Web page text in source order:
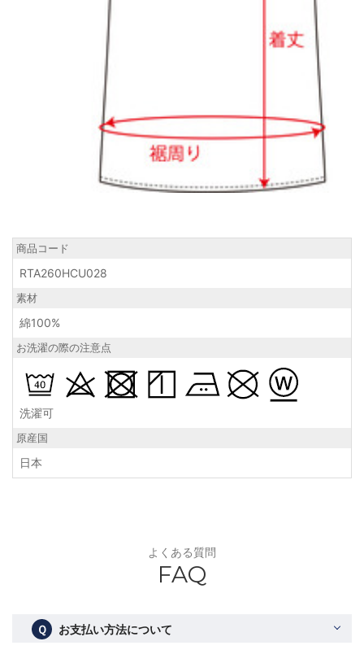
商品コード
RTA260HCU028
素材
綿100%
お洗濯の際の注意点
洗濯可
原産国
日本
よくある質問
FAQ
Ｑ お支払い方法について